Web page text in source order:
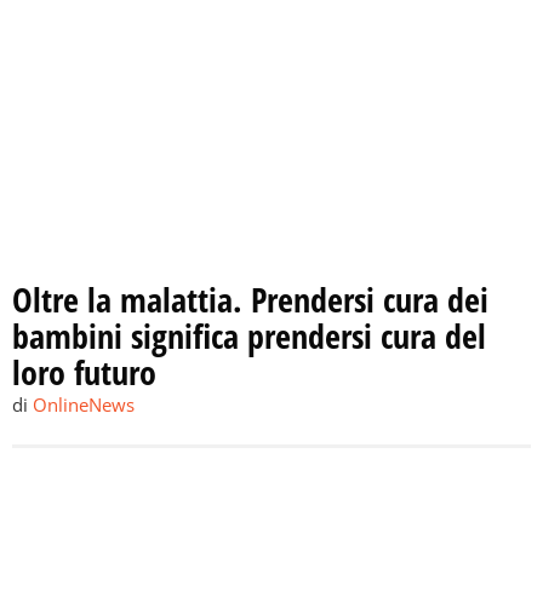
Oltre la malattia. Prendersi cura dei
bambini significa prendersi cura del
loro futuro
di OnlineNews